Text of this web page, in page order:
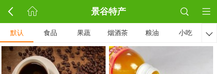
景谷特产
默认 食品 果蔬 烟酒茶 粮油 小吃 